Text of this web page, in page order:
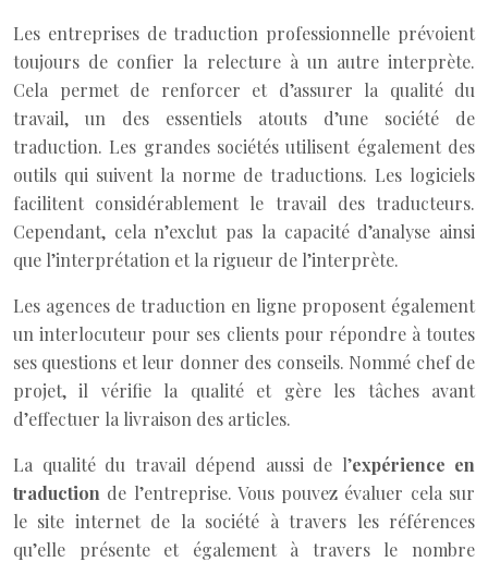
Les entreprises de traduction professionnelle prévoient
toujours de confier la relecture à un autre interprète.
Cela permet de renforcer et d’assurer la qualité du
travail, un des essentiels atouts d’une société de
traduction. Les grandes sociétés utilisent également des
outils qui suivent la norme de traductions. Les logiciels
facilitent considérablement le travail des traducteurs.
Cependant, cela n’exclut pas la capacité d’analyse ainsi
que l’interprétation et la rigueur de l’interprète.
Les agences de traduction en ligne proposent également
un interlocuteur pour ses clients pour répondre à toutes
ses questions et leur donner des conseils. Nommé chef de
projet, il vérifie la qualité et gère les tâches avant
d’effectuer la livraison des articles.
La qualité du travail dépend aussi de l’expérience en
traduction de l’entreprise. Vous pouvez évaluer cela sur
le site internet de la société à travers les références
qu’elle présente et également à travers le nombre